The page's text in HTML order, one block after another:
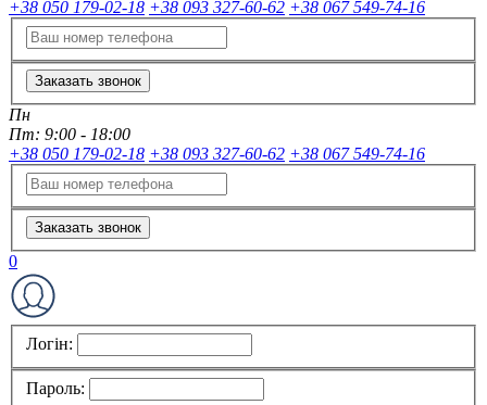
+38 050 179-02-18 +38 093 327-60-62 +38 067 549-74-16
Заказать звонок
Пн
Пт: 9:00 - 18:00
+38 050 179-02-18 +38 093 327-60-62 +38 067 549-74-16
Заказать звонок
0
Логін:
Пароль: